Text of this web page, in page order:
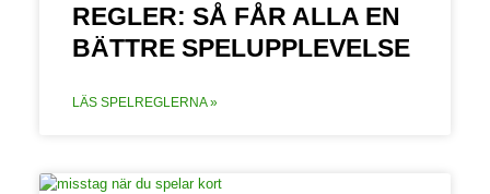
REGLER: SÅ FÅR ALLA EN
BÄTTRE SPELUPPLEVELSE
LÄS SPELREGLERNA »